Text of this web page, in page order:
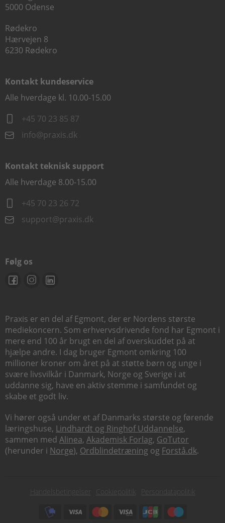
5000 Odense
Rødekro
Hærvejen 8
6230 Rødekro
Kontakt kundeservice
Alle hverdage kl. 10.00-15.00
+45 70 23 85 87
info@praxis.dk
Kontakt teknisk support
Alle hverdage 8.00-15.00
+45 70 23 26 72
support@praxis.dk
Følg os
Praxis er en del af Egmont, der er Nordens største
mediekoncern. Som erhvervsdrivende fond har Egmont i
mere end 100 år brugt en del af overskuddet på at
hjælpe andre. I dag bruger Egmont omkring 100
millioner kroner om året på at støtte børn og unge i
svære livsvilkår i Danmark, Norge og Sverige i at
uddanne sig, have en aktiv stemme i samfundet og
skabe et godt liv.
Vi hører også under et af Danmarks største og førende
læringshuse, Lindhardt og Ringhof Uddannelse,
sammen med Alinea, Akademisk Forlag, GoTutor
(herunder i Norge), Ordblindetræning og Forstå.dk.
Subfooter
Handelsbetingelser Cookiepolitik
Persondatapolitik
Subfooter
payment